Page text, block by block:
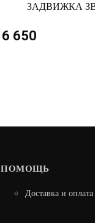
ЗАДВИЖКА
6 650
ПОМОЩЬ
Доставка и оплата